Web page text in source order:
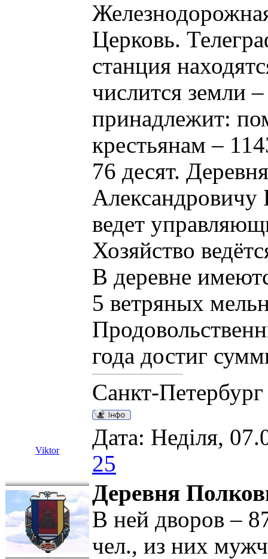
Церковь.
станция
числится земли
принадлежит:
крестьянам –
76 десят.
Александровичу
ведет
Хозяйство
В деревне
5 ветряных
года достиг
Санкт-Петербург
Viktor
Дата: Неділя,
25
Деревня
В ней дворов –
чел., из них